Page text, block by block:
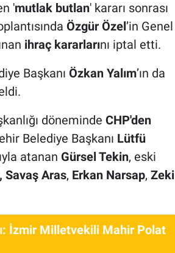
'mutlak butlan' kararı sonrası
Özgür Özel’in Genel
ihraç kararlarını iptal etti.
Başkanı Özkan Yalım’ın da
döneminde CHP'den
Belediye Başkanı Lütfü
atanan Gürsel Tekin, eski
Savaş Aras, Erkan Narsap, Zeki
İzmir Milletvekili Mahir Polat